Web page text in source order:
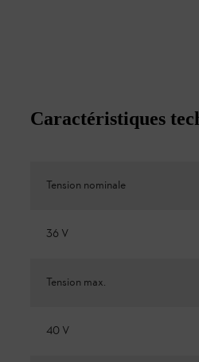
Caractéristiques
Tension nominale
36 V
Tension max.
40 V